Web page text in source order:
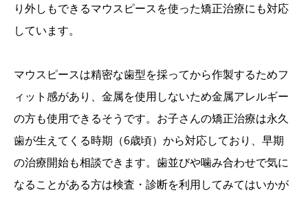
り外しもできるマウスピースを使った矯正治療にも対応
しています。
マウスピースは精密な歯型を採ってから作製するためフ
ィット感があり、金属を使用しないため金属アレルギー
の方も使用できるそうです。お子さんの矯正治療は永久
歯が生えてくる時期（6歳頃）から対応しており、早期
の治療開始も相談できます。歯並びや噛み合わせで気に
なることがある方は検査・診断を利用してみてはいかが